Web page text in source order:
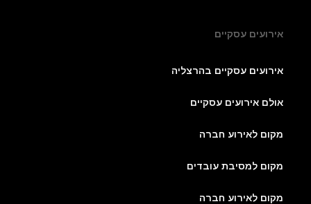
אירועים עסקיים
אירועים עסקיים בהרצליה
אולם אירועים עסקיים
מקום לאירוע חברה
מקום למסיבת עובדים
מקום לאירוע חברה